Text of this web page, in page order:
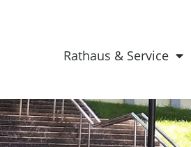
Rathaus & Service